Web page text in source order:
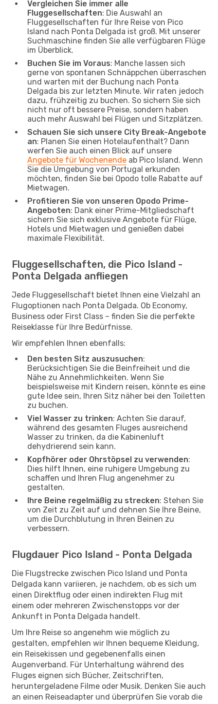
Vergleichen Sie immer alle
Fluggesellschaften: Die Auswahl an
Fluggesellschaften für Ihre Reise von Pico
Island nach Ponta Delgada ist groß. Mit unserer
Suchmaschine finden Sie alle verfügbaren Flüge
im Überblick.
Buchen Sie im Voraus: Manche lassen sich
gerne von spontanen Schnäppchen überraschen
und warten mit der Buchung nach Ponta
Delgada bis zur letzten Minute. Wir raten jedoch
dazu, frühzeitig zu buchen. So sichern Sie sich
nicht nur oft bessere Preise, sondern haben
auch mehr Auswahl bei Flügen und Sitzplätzen.
Schauen Sie sich unsere City Break-Angebote
an: Planen Sie einen Hotelaufenthalt? Dann
werfen Sie auch einen Blick auf unsere
Angebote für Wochenende ab Pico Island. Wenn
Sie die Umgebung von Portugal erkunden
möchten, finden Sie bei Opodo tolle Rabatte auf
Mietwagen.
Profitieren Sie von unseren Opodo Prime-
Angeboten: Dank einer Prime-Mitgliedschaft
sichern Sie sich exklusive Angebote für Flüge,
Hotels und Mietwagen und genießen dabei
maximale Flexibilität.
Fluggesellschaften, die Pico Island -
Ponta Delgada anfliegen
Jede Fluggesellschaft bietet Ihnen eine Vielzahl an
Flugoptionen nach Ponta Delgada. Ob Economy,
Business oder First Class – finden Sie die perfekte
Reiseklasse für Ihre Bedürfnisse.
Wir empfehlen Ihnen ebenfalls:
Den besten Sitz auszusuchen:
Berücksichtigen Sie die Beinfreiheit und die
Nähe zu Annehmlichkeiten. Wenn Sie
beispielsweise mit Kindern reisen, könnte es eine
gute Idee sein, Ihren Sitz näher bei den Toiletten
zu buchen.
Viel Wasser zu trinken: Achten Sie darauf,
während des gesamten Fluges ausreichend
Wasser zu trinken, da die Kabinenluft
dehydrierend sein kann.
Kopfhörer oder Ohrstöpsel zu verwenden:
Dies hilft Ihnen, eine ruhigere Umgebung zu
schaffen und Ihren Flug angenehmer zu
gestalten.
Ihre Beine regelmäßig zu strecken: Stehen Sie
von Zeit zu Zeit auf und dehnen Sie Ihre Beine,
um die Durchblutung in Ihren Beinen zu
verbessern.
Flugdauer Pico Island - Ponta Delgada
Die Flugstrecke zwischen Pico Island und Ponta
Delgada kann variieren, je nachdem, ob es sich um
einen Direktflug oder einen indirekten Flug mit
einem oder mehreren Zwischenstopps vor der
Ankunft in Ponta Delgada handelt.
Um Ihre Reise so angenehm wie möglich zu
gestalten, empfehlen wir Ihnen bequeme Kleidung,
ein Reisekissen und gegebenenfalls einen
Augenverband. Für Unterhaltung während des
Fluges eignen sich Bücher, Zeitschriften,
heruntergeladene Filme oder Musik. Denken Sie auch
an einen Reiseadapter und überprüfen Sie vorab die